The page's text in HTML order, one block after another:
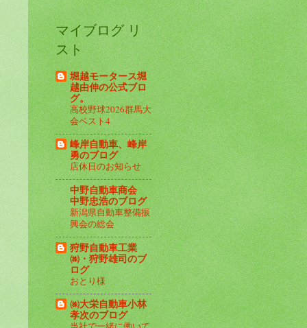
マイブログ リ
スト
堀越モータース堀
越由伸の公式ブロ
グ。
高校野球2026群馬大
会ベスト4
峰岸自動車、峰岸
勇のブログ
店休日のお知らせ
中野自動車商会
中野忠浩のブログ
新潟県自動車整備振
興会の総会
狩野自動車工業
㈱・狩野雄司のブ
ログ
おとり様
㈱大栄自動車小林
孝次のブログ